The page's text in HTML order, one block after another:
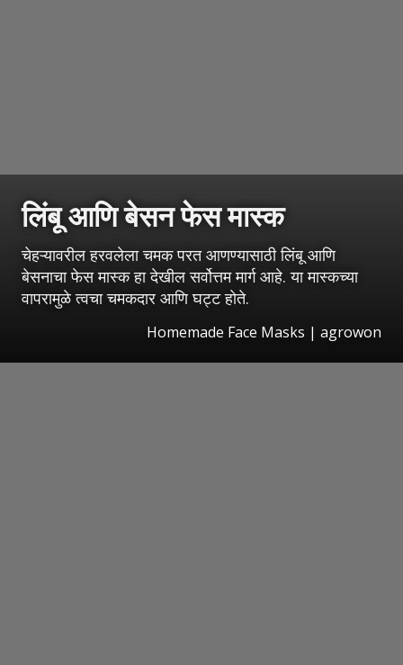
लिंबू आणि बेसन फेस मास्क
चेहऱ्यावरील हरवलेला चमक परत आणण्यासाठी लिंबू आणि
बेसनाचा फेस मास्क हा देखील सर्वोत्तम मार्ग आहे. या मास्कच्या
वापरामुळे त्वचा चमकदार आणि घट्ट होते.
Homemade Face Masks | agrowon